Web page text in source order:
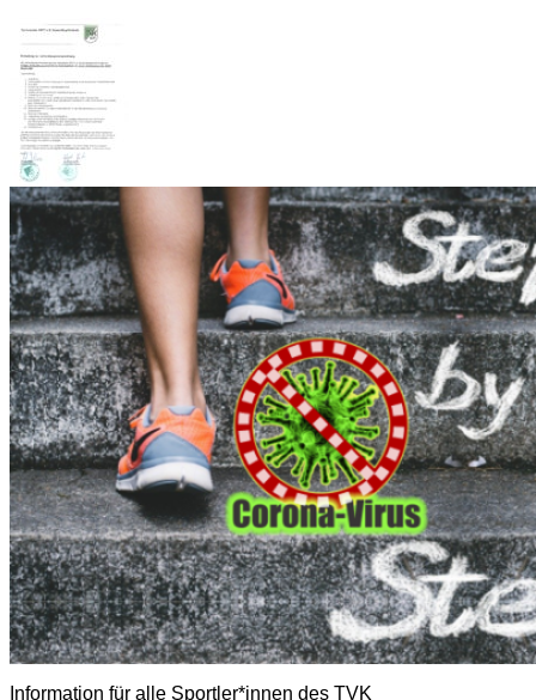
Information für alle Sportler*innen des TVK